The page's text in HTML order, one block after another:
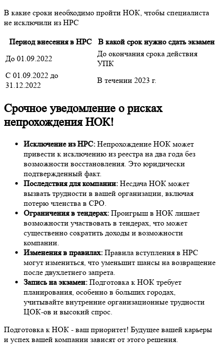
В какие сроки необходимо пройти НОК, чтобы специалиста
не исключили из НРС
Период внесения в НРС
В какой срок нужно сдать экзамен
До 01.09.2022
До окончания срока действия
УПК
С 01.09.2022 до
31.12.2022
В течении 2023 г.
Срочное уведомление о рисках
непрохождения НОК!
Исключение из НРС: Непрохождение НОК может
привести к исключению из реестра на два года без
возможности восстановления. Это юридически
подтвержденный факт.
Последствия для компании: Несдача НОК может
вызвать трудности в вашей организации, включая
потерю членства в СРО.
Ограничения в тендерах: Проигрыш в НОК лишает
возможности участвовать в тендерах, что может
существенно сократить доходы и возможности
компании.
Изменения в правилах: Правила вступления в НРС
могут измениться, что уменьшит шансы на возвращение
после двухлетнего запрета.
Запись на экзамен: Подготовка к НОК требует
планирования, особенно в больших городах,
учитывайте внутренние организационные трудности
ЦОК-ов и высокий спрос.
Подготовка к НОК - ваш приоритет! Будущее вашей карьеры
и успех вашей компании зависят от этого решения.